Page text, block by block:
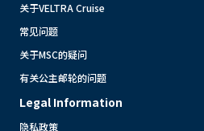
关于VELTRA Cruise
常见问题
关于MSC的疑问
有关公主邮轮的问题
Legal Information
隐私政策